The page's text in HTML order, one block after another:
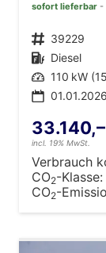
sofort lieferbar
Fahrzeugnr. 39229
Kraftstoff Diesel
Leistung 110 kW
01.01.2026
incl. 19% MwSt.
Verbrauch
CO2-Klasse:
CO2-